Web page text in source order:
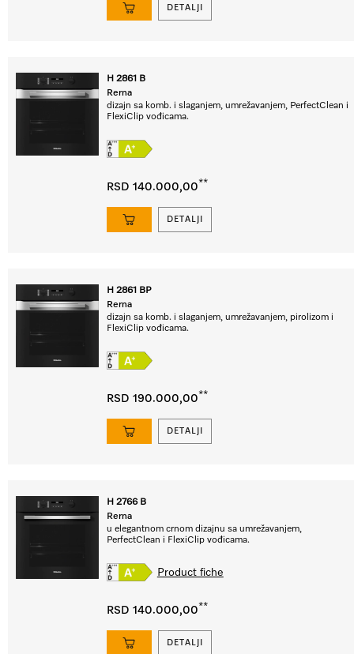
DETALJI
H 2861 B
Rerna
dizajn sa komb. i slaganjem, umrežavanjem, PerfectClean i
FlexiClip vođicama.
RSD 140.000,00**
DETALJI
H 2861 BP
Rerna
dizajn sa komb. i slaganjem, umrežavanjem, pirolizom i
FlexiClip vođicama.
RSD 190.000,00**
DETALJI
H 2766 B
Rerna
u elegantnom crnom dizajnu sa umrežavanjem,
PerfectClean i FlexiClip vođicama.
Product fiche
RSD 140.000,00**
DETALJI